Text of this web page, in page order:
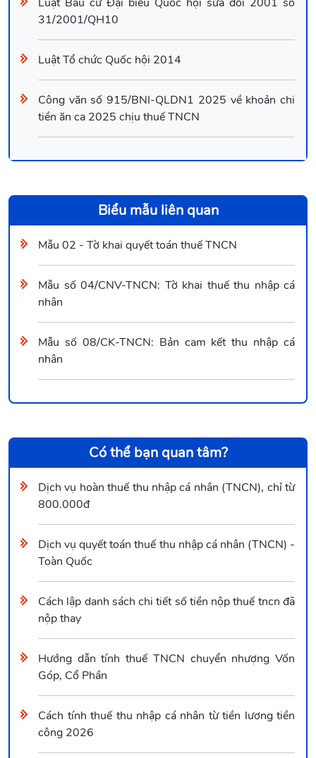
31/2001/QH10
Luật Tổ chức Quốc hội 2014
Công văn số 915/BNI-QLDN1 2025 về khoản chi
tiền ăn ca 2025 chịu thuế TNCN
Biểu mẫu liên quan
Mẫu 02 - Tờ khai quyết toán thuế TNCN
Mẫu số 04/CNV-TNCN: Tờ khai thuế thu nhập cá
nhân
Mẫu số 08/CK-TNCN: Bản cam kết thu nhập cá
nhân
Có thể bạn quan tâm?
Dịch vụ hoàn thuế thu nhập cá nhân (TNCN), chỉ từ
800.000đ
Dịch vụ quyết toán thuế thu nhập cá nhân (TNCN) -
Toàn Quốc
Cách lập danh sách chi tiết số tiền nộp thuế tncn đã
nộp thay
Hướng dẫn tính thuế TNCN chuyển nhượng Vốn
Góp, Cổ Phần
Cách tính thuế thu nhập cá nhân từ tiền lương tiền
công 2026